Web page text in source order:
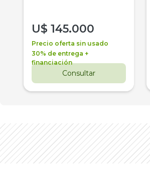
U$ 145.000
Precio oferta sin usado
30% de entrega +
financiación
Consultar